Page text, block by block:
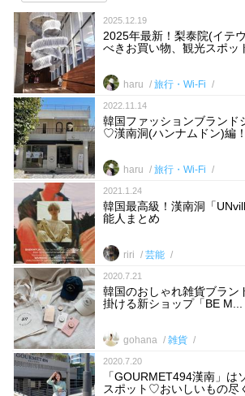
2025.12.19
2025年最新！梨泰院(イテ
べきお買い物、観光スポ
haru 旅行・Wi-Fi
2022.11.14
韓国ファッションブランド
♡漢南洞(ハンナムドン)編！
haru 旅行・Wi-Fi
2021.1.24
韓国最高級！漢南洞「
能人まとめ
riri 芸能
2020.7.21
韓国のおしゃれ雑貨ブラン
掛ける新ショップ「BE M...
gohana 雑貨
2020.7.20
「GOURMET494漢南」は
スポット♡おいしいもの尽